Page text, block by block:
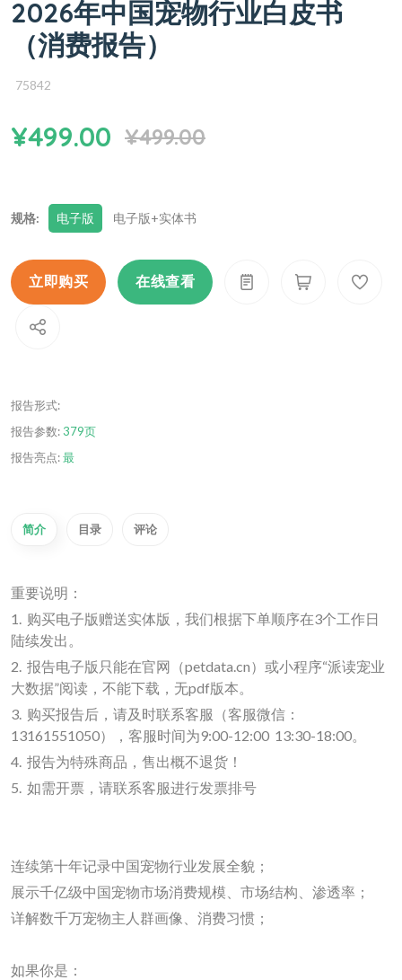
2026年中国宠物行业白皮书
（消费报告）
75842
¥499.00 ¥499.00
规格: 电子版 电子版+实体书
立即购买 在线查看
报告形式:
报告参数:379页
报告亮点:最
简介 目录 评论
重要说明：
1. 购买电子版赠送实体版，我们根据下单顺序在3个工作日
陆续发出。
2. 报告电子版只能在官网（petdata.cn）或小程序“派读宠业
大数据”阅读，不能下载，无pdf版本。
3. 购买报告后，请及时联系客服（客服微信：
13161551050），客服时间为9:00-12:00 13:30-18:00。
4. 报告为特殊商品，售出概不退货！
5. 如需开票，请联系客服进行发票排号
连续第十年记录中国宠物行业发展全貌；
展示千亿级中国宠物市场消费规模、市场结构、渗透率；
详解数千万宠物主人群画像、消费习惯；
如果你是：